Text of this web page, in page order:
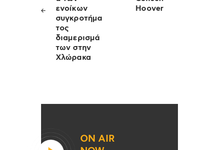
ενοίκων
συγκροτήμα
τος
διαμερισμά
των στην
Χλώρακα
Hoover
ON AIR